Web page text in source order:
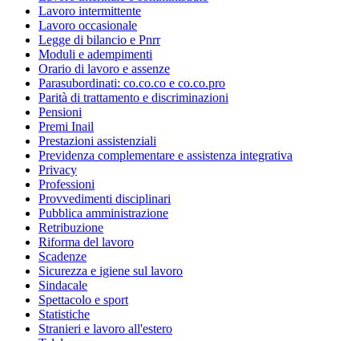
Lavoro intermittente
Lavoro occasionale
Legge di bilancio e Pnrr
Moduli e adempimenti
Orario di lavoro e assenze
Parasubordinati: co.co.co e co.co.pro
Parità di trattamento e discriminazioni
Pensioni
Premi Inail
Prestazioni assistenziali
Previdenza complementare e assistenza integrativa
Privacy
Professioni
Provvedimenti disciplinari
Pubblica amministrazione
Retribuzione
Riforma del lavoro
Scadenze
Sicurezza e igiene sul lavoro
Sindacale
Spettacolo e sport
Statistiche
Stranieri e lavoro all'estero